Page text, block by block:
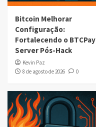
Bitcoin Melhorar
Configuração:
Fortalecendo o BTCPay
Server Pós-Hack
Kevin Paz
8 de agosto de 2026
0